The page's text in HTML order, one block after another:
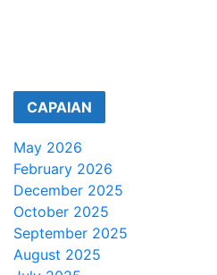
CAPAIAN
May 2026
February 2026
December 2025
October 2025
September 2025
August 2025